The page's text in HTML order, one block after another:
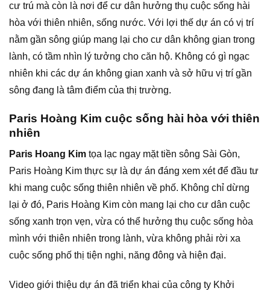
cư trú mà còn là nơi để cư dân hưởng thụ cuộc sống hài
hòa với thiên nhiên, sống nước. Với lợi thế dự án có vị trí
nằm gần sông giúp mang lại cho cư dân không gian trong
lành, có tầm nhìn lý tưởng cho căn hộ. Không có gì ngạc
nhiên khi các dự án không gian xanh và sở hữu vị trí gần
sông đang là tâm điểm của thị trường.
Paris Hoàng Kim cuộc sống hài hòa với thiên
nhiên
Paris Hoang Kim tọa lạc ngay mặt tiền sông Sài Gòn,
Paris Hoàng Kim thực sự là dự án đáng xem xét để đầu tư
khi mang cuộc sống thiên nhiên về phố. Không chỉ dừng
lại ở đó, Paris Hoàng Kim còn mang lại cho cư dân cuộc
sống xanh trọn vẹn, vừa có thể hưởng thụ cuộc sống hòa
mình với thiên nhiên trong lành, vừa không phải rời xa
cuộc sống phố thị tiện nghi, năng đông và hiện đại.
Video giới thiệu dự án đã triển khai của công ty Khởi